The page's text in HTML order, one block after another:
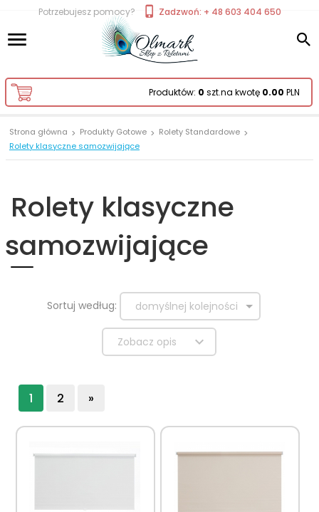
Potrzebujesz pomocy? Zadzwoń: + 48 603 404 650
Produktów: 0 szt.na kwotę 0.00 PLN
Strona główna Produkty Gotowe
Rolety Standardowe
Rolety klasyczne samozwijające
Rolety klasyczne
samozwijające
Sortuj według: sort
domyślnej kolejności
Zobacz opis
1 2 »